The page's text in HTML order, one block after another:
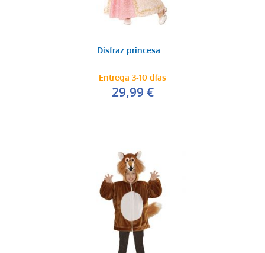
Disfraz princesa ...
Entrega 3-10 días
29,99 €